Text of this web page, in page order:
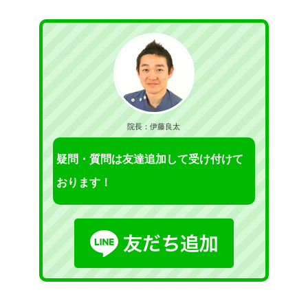
院長：伊藤良太
疑問・質問は友達追加して受け付けて
おります！